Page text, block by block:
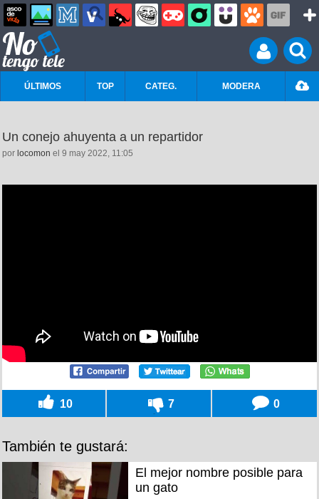
ÚLTIMOS TOP CATEG. MODERA
Un conejo ahuyenta a un repartidor
por locomon el 9 may 2022, 11:05
10 7 0
También te gustará:
El mejor nombre posible para
un gato